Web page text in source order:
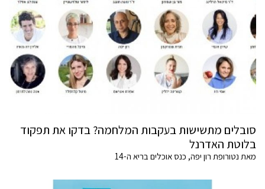
סובלים מתשישות בעקבות המלחמה? בדקו את תפקוד
בלוטת האדרנל
מאת נטורופת רון יפה, כנס אוכלים בריא ה-14